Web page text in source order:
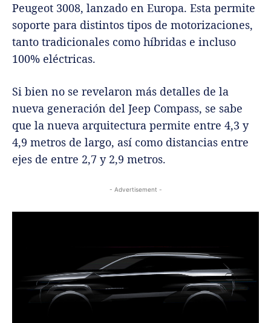
Peugeot 3008, lanzado en Europa. Esta permite
soporte para distintos tipos de motorizaciones,
tanto tradicionales como híbridas e incluso
100% eléctricas.
Si bien no se revelaron más detalles de la
nueva generación del Jeep Compass, se sabe
que la nueva arquitectura permite entre 4,3 y
4,9 metros de largo, así como distancias entre
ejes de entre 2,7 y 2,9 metros.
- Advertisement -